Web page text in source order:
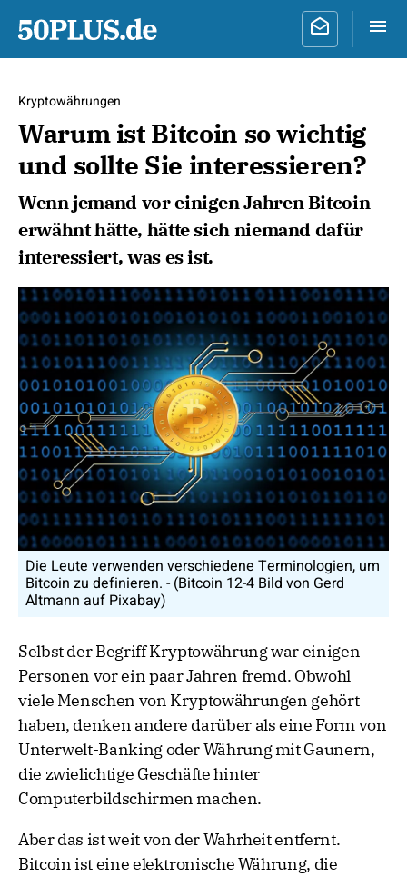
Kryptowährungen
Warum ist Bitcoin so wichtig
und sollte Sie interessieren?
Wenn jemand vor einigen Jahren Bitcoin
erwähnt hätte, hätte sich niemand dafür
interessiert, was es ist.
Die Leute verwenden verschiedene Terminologien, um
Bitcoin zu definieren. - (Bitcoin 12-4 Bild von Gerd
Altmann auf Pixabay)
Selbst der Begriff Kryptowährung war einigen
Personen vor ein paar Jahren fremd. Obwohl
viele Menschen von Kryptowährungen gehört
haben, denken andere darüber als eine Form von
Unterwelt-Banking oder Währung mit Gaunern,
die zwielichtige Geschäfte hinter
Computerbildschirmen machen.
Aber das ist weit von der Wahrheit entfernt.
Bitcoin ist eine elektronische Währung, die